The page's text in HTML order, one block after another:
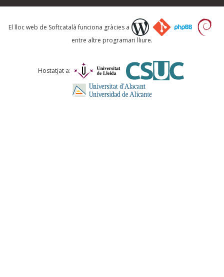
Què proposeu?
Comentari *
El lloc web de Softcatalà funciona gràcies a
entre altre programari lliure.
Hostatjat a: